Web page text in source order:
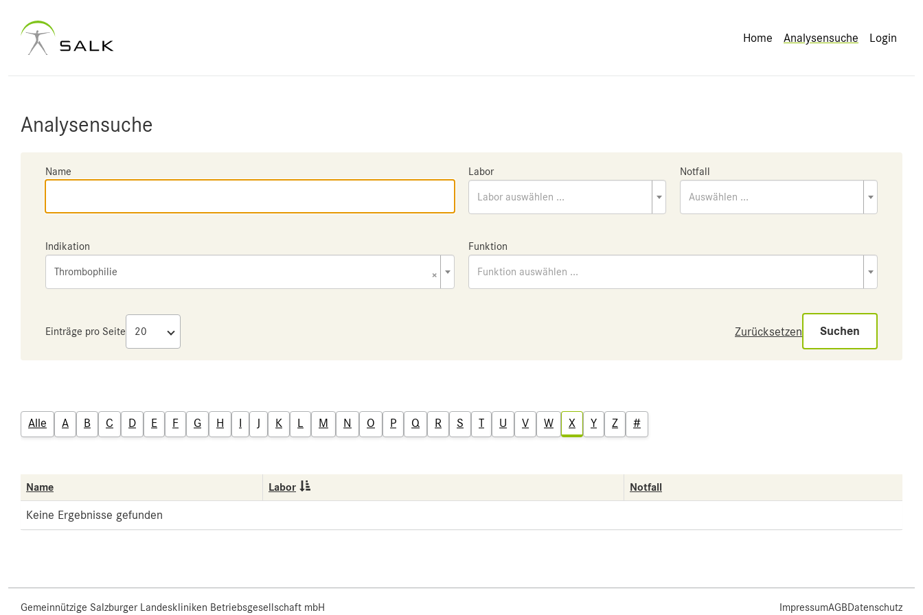
Home Analysensuche Login
Analysensuche
Name Labor
Labor auswählen ...
Notfall
Auswählen ...
Indikation
×
Thrombophilie
Funktion
Funktion auswählen ...
Einträge pro Seite Zurücksetzen Suchen
Alle A B C D E F G H I J K L M N O P Q R S T U V W X Y Z #
Name Labor Notfall
Keine Ergebnisse gefunden
Gemeinnützige Salzburger Landeskliniken Betriebsgesellschaft mbH ImpressumAGBDatenschutz